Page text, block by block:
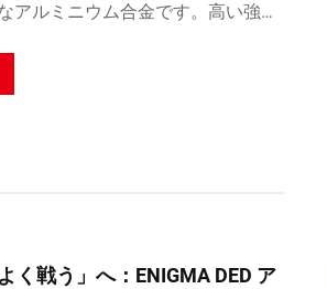
アルミニウム合金です。高い強
く戦う」へ：ENIGMA DED ア